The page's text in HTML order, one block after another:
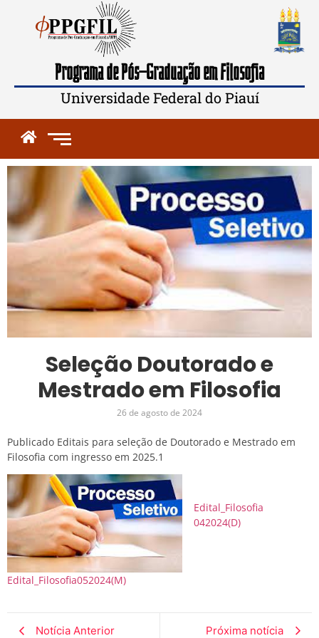
Programa de Pós-Graduação em Filosofia
Universidade Federal do Piauí
Seleção Doutorado e
Mestrado em Filosofia
26 de agosto de 2024
Publicado Editais para seleção de Doutorado e Mestrado em
Filosofia com ingresso em 2025.1
Edital_Filosofia
042024(D)
Edital_Filosofia052024(M)
Notícia Anterior Próxima notícia